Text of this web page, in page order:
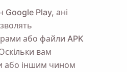
Google Play, ані
або файли APK
вам
або іншим чином